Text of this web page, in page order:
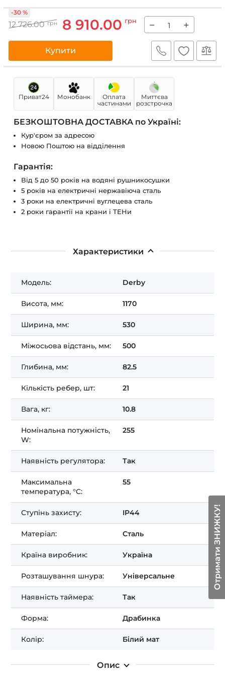
12 726.00 грн 8 910.00 грн
-30 %
− +
Купити
Приват24 Монобанк
Оплата
частинами
Миттєва
розстрочка
БЕЗКОШТОВНА ДОСТАВКА по Україні:
Кур'єром за адресою
Новою Поштою на відділення
Гарантія:
Від 5 до 50 років на водяні рушникосушки
5 років на електричні нержавіюча сталь
3 роки на електричні вуглецева сталь
2 роки гарантії на крани і ТЕНи
Опис
Характеристики
Модель: Derby
Висота, мм: 1170
Ширина, мм: 530
Міжосьова відстань, мм: 500
Глибина, мм: 82.5
Кількість ребер, шт: 21
Вага, кг: 10.8
Номінальна потужність,
W:
255
Наявність регулятора: Так
Максимальна
температура, °C:
55
Ступінь захисту: IP44
Матеріал: Сталь
Країна виробник: Україна
Розташування шнура: Універсальне
Наявність таймера: Так
Форма: Драбинка
Колір: Білий мат
Отримати ЗНИЖКУ!